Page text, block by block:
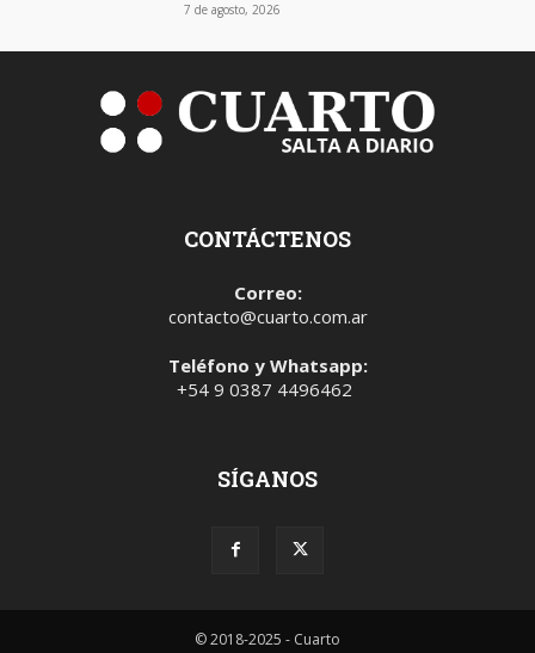
7 de agosto, 2026
CONTÁCTENOS
Correo:
contacto@cuarto.com.ar
Teléfono y Whatsapp:
+54 9 0387 4496462
SÍGANOS
© 2018-2025 - Cuarto